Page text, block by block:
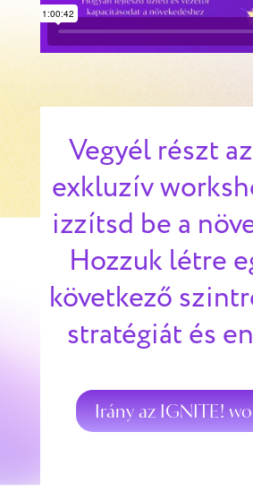
Vegyél részt
exkluzív
izzítsd be a
Hozzuk létre
következő
stratégiát és
Irány az IGNITE!